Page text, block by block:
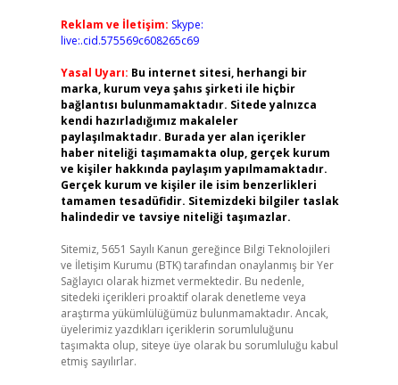
Reklam ve İletişim: Skype:
live:.cid.575569c608265c69
Yasal Uyarı: Bu internet sitesi, herhangi bir
marka, kurum veya şahıs şirketi ile hiçbir
bağlantısı bulunmamaktadır. Sitede yalnızca
kendi hazırladığımız makaleler
paylaşılmaktadır. Burada yer alan içerikler
haber niteliği taşımamakta olup, gerçek kurum
ve kişiler hakkında paylaşım yapılmamaktadır.
Gerçek kurum ve kişiler ile isim benzerlikleri
tamamen tesadüfidir. Sitemizdeki bilgiler taslak
halindedir ve tavsiye niteliği taşımazlar.
Sitemiz, 5651 Sayılı Kanun gereğince Bilgi Teknolojileri
ve İletişim Kurumu (BTK) tarafından onaylanmış bir Yer
Sağlayıcı olarak hizmet vermektedir. Bu nedenle,
sitedeki içerikleri proaktif olarak denetleme veya
araştırma yükümlülüğümüz bulunmamaktadır. Ancak,
üyelerimiz yazdıkları içeriklerin sorumluluğunu
taşımakta olup, siteye üye olarak bu sorumluluğu kabul
etmiş sayılırlar.